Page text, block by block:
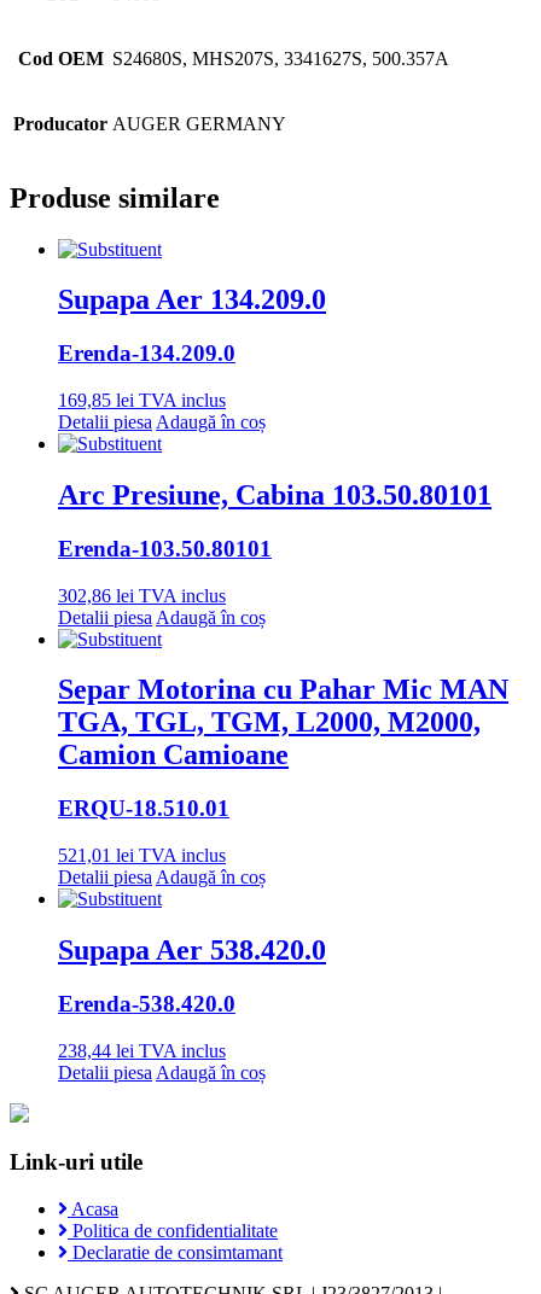
Cod OEM S24680S, MHS207S, 3341627S, 500.357A
Producator AUGER GERMANY
Produse similare
Supapa Aer 134.209.0
Erenda-134.209.0
169,85 lei TVA inclus
Detalii piesa Adaugă în coș
Arc Presiune, Cabina 103.50.80101
Erenda-103.50.80101
302,86 lei TVA inclus
Detalii piesa Adaugă în coș
Separ Motorina cu Pahar Mic MAN
TGA, TGL, TGM, L2000, M2000,
Camion Camioane
ERQU-18.510.01
521,01 lei TVA inclus
Detalii piesa Adaugă în coș
Supapa Aer 538.420.0
Erenda-538.420.0
238,44 lei TVA inclus
Detalii piesa Adaugă în coș
Link-uri utile
Acasa
Politica de confidentialitate
Declaratie de consimtamant